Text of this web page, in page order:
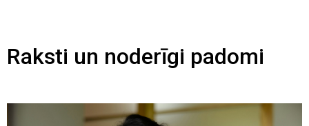
Raksti un noderīgi padomi